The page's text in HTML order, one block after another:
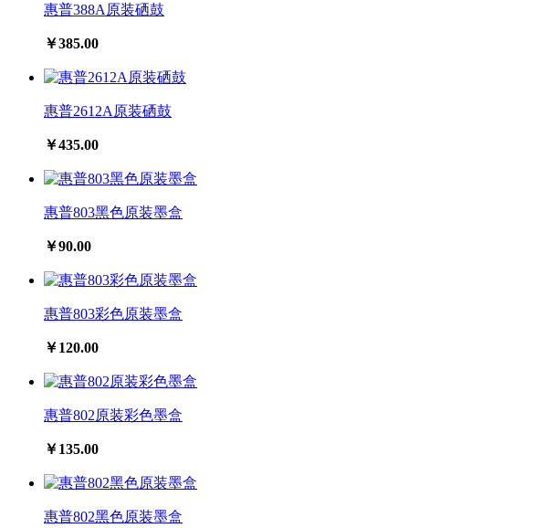
惠普388A原装硒鼓
￥385.00
惠普2612A原装硒鼓
￥435.00
惠普803黑色原装墨盒
￥90.00
惠普803彩色原装墨盒
￥120.00
惠普802原装彩色墨盒
￥135.00
惠普802黑色原装墨盒